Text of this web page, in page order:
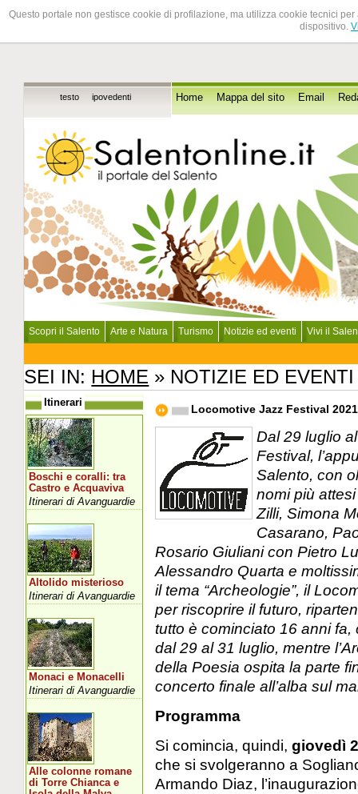
Questo portale non gestisce cookie di profilazione, ma utilizza cookie tecnici
dispositivo.
testo ipovedenti Home Mappa del sito Email
Scopri il Salento Arte e Natura Turismo Notizie ed eventi Vivi il
SEI IN: HOME » NOTIZIE ED
Locomotive Jazz Festival 2021
Dal 29 luglio
Festival,
Salento, con
nomi più
Zilli, Simona
Casarano,
Rosario Giuliani con Pietro
Alessandro Quarta e
il tema “Archeologie”, il
per riscoprire il futuro,
tutto è cominciato 16 anni
dal 29 al 31 luglio, mentre
della Poesia ospita la parte
concerto finale all’alba sul
Programma
Si comincia, quindi, giovedì
che si svolgeranno a
Armando Diaz,
Itinerari
Boschi e coralli: tra
Castro e Acquaviva
Itinerari di Avanguardie
Altolido misterioso
Itinerari di Avanguardie
Monaci e Monacelli
Itinerari di Avanguardie
Alle colonne romane
di Torre Chianca e